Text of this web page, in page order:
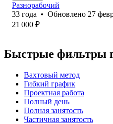
Разнорабочий
33 года • Обновлено 27
21 000 ₽
Быстрые фильтры
Вахтовый метод
Гибкий график
Проектная работа
Полный день
Полная занятость
Частичная занятость